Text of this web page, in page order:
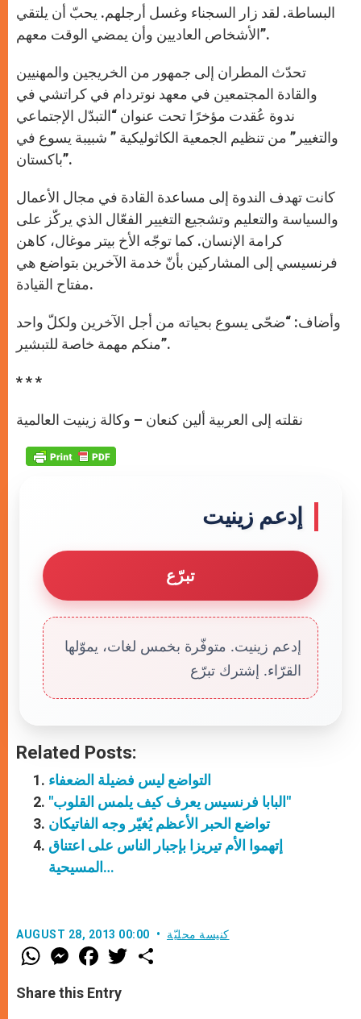
البساطة. لقد زار السجناء وغسل أرجلهم. يحبّ أن يلتقي
الأشخاص العاديين وأن يمضي الوقت معهم”.
تحدّث المطران إلى جمهور من الخريجين والمهنيين
والقادة المجتمعين في معهد نوتردام في كراتشي في
ندوة عُقدت مؤخرًا تحت عنوان “التبدّل الإجتماعي
والتغيير” من تنظيم الجمعية الكاثوليكية ” شبيبة يسوع في
باكستان”.
كانت تهدف الندوة إلى مساعدة القادة في مجال الأعمال
والسياسة والتعليم وتشجيع التغيير الفعّال الذي يركّز على
كرامة الإنسان. كما توجّه الأخ بيتر موغال، كاهن
فرنسيسي إلى المشاركين بأنّ خدمة الآخرين بتواضع هي
مفتاح القيادة.
وأضاف: “ضحّى يسوع بحياته من أجل الآخرين ولكلّ واحد
منكم مهمة خاصة للتبشير”.
* * *
نقلته إلى العربية ألين كنعان – وكالة زينيت العالمية
إدعم زينيت
تبرّع
إدعم زينيت. متوفّرة بخمس لغات، يموّلها
القرّاء. إشترك تبرّع
Related Posts:
التواضع ليس فضيلة الضعفاء
"البابا فرنسيس يعرف كيف يلمس القلوب"
تواضع الحبر الأعظم يُغيّر وجه الفاتيكان
إتهموا الأم تيريزا بإجبار الناس على اعتناق
المسيحية…
AUGUST 28, 2013 00:00 كنيسة محليّة
W
h
t
s
M
e
s
e
F
a
e
b
w
Share this Entry